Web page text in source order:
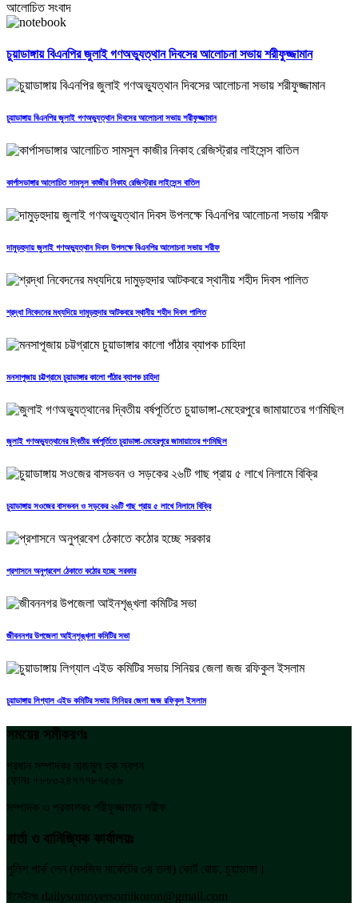
আলোচিত সংবাদ
চুয়াডাঙ্গায় বিএনপির জুলাই গণঅভ্যুত্থান দিবসের আলোচনা সভায় শরীফুজ্জামান
চুয়াডাঙ্গায় বিএনপির জুলাই গণঅভ্যুত্থান দিবসের আলোচনা সভায় শরীফুজ্জামান
কার্পাসডাঙ্গার আলোচিত সামসুল কাজীর নিকাহ রেজিস্ট্রার লাইসেন্স বাতিল
দামুড়হুদায় জুলাই গণঅভ্যুত্থান দিবস উপলক্ষে বিএনপির আলোচনা সভায় শরীফ
শ্রদ্ধা নিবেদনের মধ্যদিয়ে দামুড়হুদার আটকবরে স্থানীয় শহীদ দিবস পালিত
মনসাপূজায় চট্টগ্রামে চুয়াডাঙ্গার কালো পাঁঠার ব্যাপক চাহিদা
জুলাই গণঅভ্যুত্থানের দ্বিতীয় বর্ষপূর্তিতে চুয়াডাঙ্গা-মেহেরপুরে জামায়াতের গণমিছিল
চুয়াডাঙ্গায় সওজের বাসভবন ও সড়কের ২৬টি গাছ প্রায় ৫ লাখে নিলামে বিক্রি
প্রশাসনে অনুপ্রবেশ ঠেকাতে কঠোর হচ্ছে সরকার
জীবননগর উপজেলা আইনশৃঙ্খলা কমিটির সভা
চুয়াডাঙ্গায় লিগ্যাল এইড কমিটির সভায় সিনিয়র জেলা জজ রফিকুল ইসলাম
সময়ের সমীকরণঃ
প্রধান সম্পাদকঃ নাজমুল হক স্বপন
ফোনঃ +৮৮০২৪৭৭৭৮৭৫৫৬
সম্পাদক ও প্রকাশকঃ শরীফুজ্জামান শরীফ
বার্তা ও বানিজ্যিক কার্যালয়ঃ
পুলিশ পার্ক লেন (মসজিদ মার্কেটের ৩য় তলা) কোর্ট রোড, চুয়াডাঙ্গা।
ইমেইলঃ dailysomoyersomikoron@gmail.com